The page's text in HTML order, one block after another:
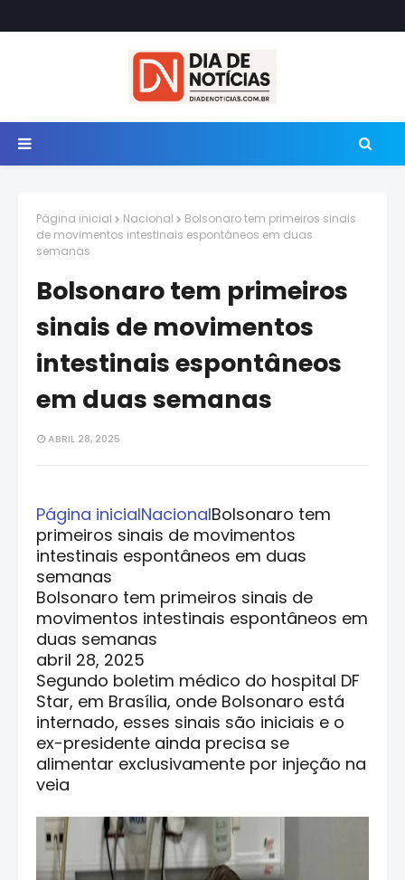
Página inicial Nacional
Bolsonaro tem primeiros sinais
de movimentos intestinais espontâneos em duas
semanas
Bolsonaro tem primeiros
sinais de movimentos
intestinais espontâneos
em duas semanas
ABRIL 28, 2025
Página inicialNacionalBolsonaro tem
primeiros sinais de movimentos
intestinais espontâneos em duas
semanas
Bolsonaro tem primeiros sinais de
movimentos intestinais espontâneos em
duas semanas
abril 28, 2025
Segundo boletim médico do hospital DF
Star, em Brasília, onde Bolsonaro está
internado, esses sinais são iniciais e o
ex-presidente ainda precisa se
alimentar exclusivamente por injeção na
veia